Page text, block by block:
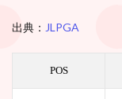
出典： JLPGA
POS